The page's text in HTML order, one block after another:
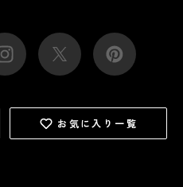
お気に入り一覧